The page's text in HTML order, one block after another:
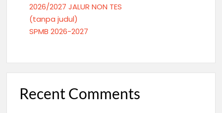
2026/2027 JALUR NON TES
(tanpa judul)
SPMB 2026-2027
Recent Comments